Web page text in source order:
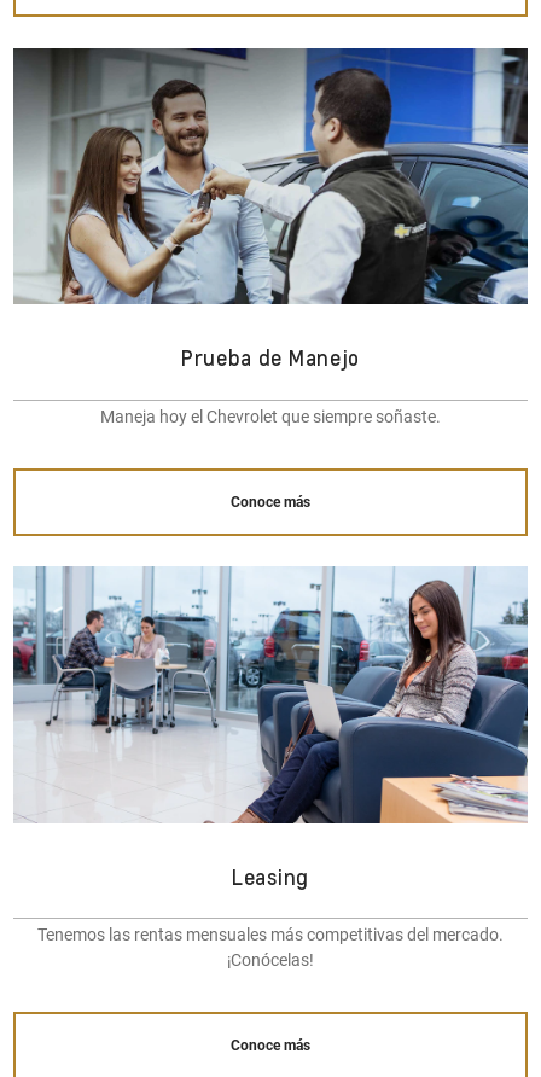
Prueba de Manejo
Maneja hoy el Chevrolet que siempre soñaste.
Conoce más
Leasing
Tenemos las rentas mensuales más competitivas del mercado.
¡Conócelas!
Conoce más